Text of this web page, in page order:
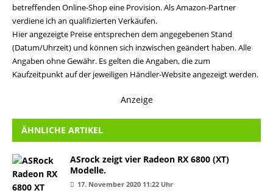
betreffenden Online-Shop eine Provision. Als Amazon-Partner
verdiene ich an qualifizierten Verkäufen.
Hier angezeigte Preise entsprechen dem angegebenen Stand
(Datum/Uhrzeit) und können sich inzwischen geändert haben. Alle
Angaben ohne Gewähr. Es gelten die Angaben, die zum
Kaufzeitpunkt auf der jeweiligen Händler-Website angezeigt werden.
Anzeige
ÄHNLICHE ARTIKEL
ASrock zeigt vier Radeon RX 6800 (XT)
Modelle.
17. November 2020 11:22 Uhr